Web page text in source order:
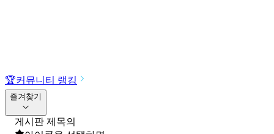
🏆커뮤니티 랭킹
즐겨찾기
게시판 제목의